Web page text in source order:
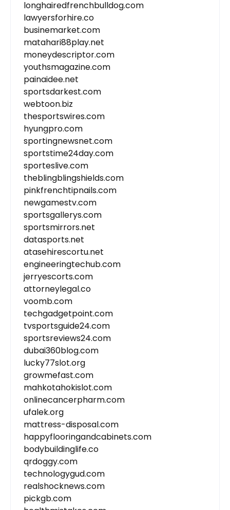
longhairedfrenchbulldog.com
lawyersforhire.co
businemarket.com
matahari88play.net
moneydescriptor.com
youthsmagazine.com
painaidee.net
sportsdarkest.com
webtoon.biz
thesportswires.com
hyungpro.com
sportingnewsnet.com
sportstime24day.com
sporteslive.com
theblingblingshields.com
pinkfrenchtipnails.com
newgamestv.com
sportsgallerys.com
sportsmirrors.net
datasports.net
atasehirescortu.net
engineeringtechub.com
jerryescorts.com
attorneylegal.co
voomb.com
techgadgetpoint.com
tvsportsguide24.com
sportsreviews24.com
dubai360blog.com
lucky77slot.org
growmefast.com
mahkotahokislot.com
onlinecancerpharm.com
ufalek.org
mattress-disposal.com
happyflooringandcabinets.com
bodybuildinglife.co
qrdoggy.com
technologygud.com
realshocknews.com
pickgb.com